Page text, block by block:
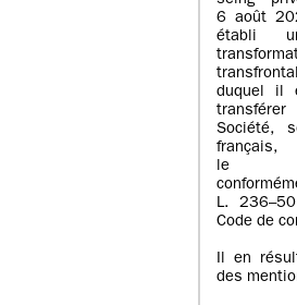
6 août
établi
duquel il
Société,
le
L.
Code de
Il en
des